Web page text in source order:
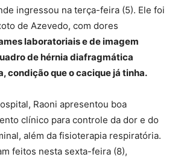
ingressou na terça-feira (5). Ele foi
de Azevedo, com dores
laboratoriais e de imagem
de hérnia diafragmática
condição que o cacique já tinha.
Raoni apresentou boa
clínico para controle da dor e do
além da fisioterapia respiratória.
feitos nesta sexta-feira (8),